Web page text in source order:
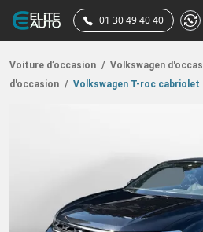
01 30 49 40 40
Voiture d’occasion / Volkswagen
d'occasion / Volkswagen T-roc cabriolet